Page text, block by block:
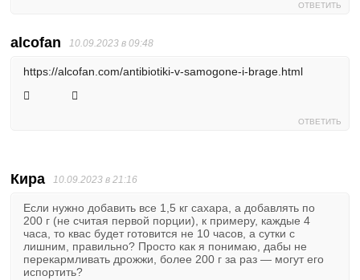
ОТВЕТИТЬ
alcofan 10.09.2023 в 09:48
https://alcofan.com/antibiotiki-v-samogone-i-brage.html
ОТВЕТИТЬ
Кира 10.09.2023 в 21:16
Если нужно добавить все 1,5 кг сахара, а добавлять по
200 г (не считая первой порции), к примеру, каждые 4
часа, то квас будет готовится не 10 часов, а сутки с
лишним, правильно? Просто как я понимаю, дабы не
перекармливать дрожжи, более 200 г за раз — могут его
испортить?